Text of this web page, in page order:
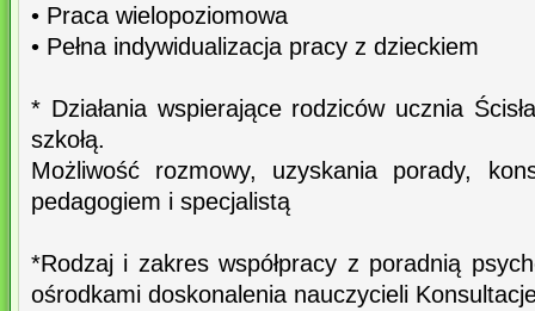
• Praca wielopoziomowa
• Pełna indywidualizacja pracy z dzieckiem
* Działania wspierające rodziców ucznia
szkołą.
Możliwość rozmowy, uzyskania porady,
pedagogiem i specjalistą
*Rodzaj i zakres współpracy z poradnią
ośrodkami doskonalenia nauczycieli